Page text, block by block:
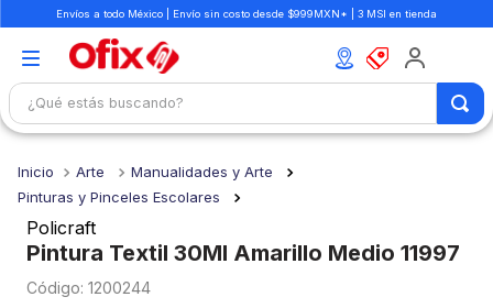
Envíos a todo México | Envío sin costo desde $999MXN* | 3 MSI en tienda
¿Qué estás buscando?
Arte
Manualidades y Arte
Pinturas y Pinceles Escolares
Policraft
Pintura Textil 30Ml Amarillo Medio 11997
: 1200244
1.
mochilas
2
libretas
3.
cuaderno
4.
cuadernos